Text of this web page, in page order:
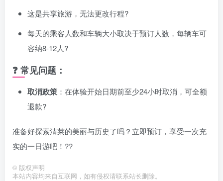
这是共享旅游，无法更改行程?
每天的乘客人数和车辆大小取决于预订人数，每辆车可
容纳8-12人?
❓ 常见问题：
取消政策 ：在体验开始日期前至少24小时取消，可全额
退款?
准备好探索清莱的美丽与历史了吗？立即预订，享受一次充
实的一日游吧！??️
© 版权声明
本站内容均来自互联网，如有侵权请联系站长删除。